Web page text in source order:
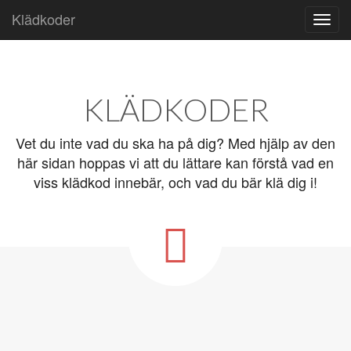
Klädkoder
KLÄDKODER
Vet du inte vad du ska ha på dig? Med hjälp av den
här sidan hoppas vi att du lättare kan förstå vad en
viss klädkod innebär, och vad du bär klä dig i!